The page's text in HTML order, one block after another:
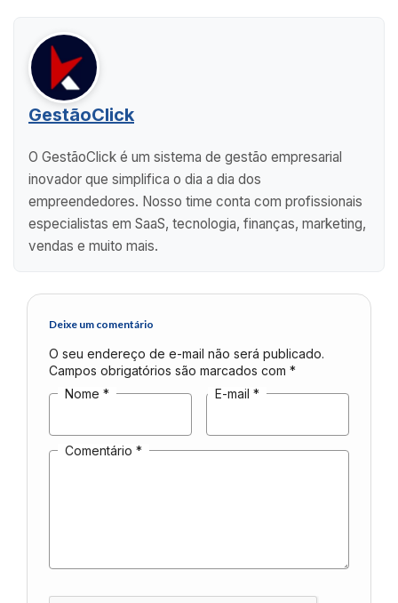
GestãoClick
O GestãoClick é um sistema de gestão empresarial
inovador que simplifica o dia a dia dos
empreendedores. Nosso time conta com profissionais
especialistas em SaaS, tecnologia, finanças, marketing,
vendas e muito mais.
Deixe um comentário
O seu endereço de e-mail não será publicado.
Campos obrigatórios são marcados com *
Nome * E-mail *
Comentário *